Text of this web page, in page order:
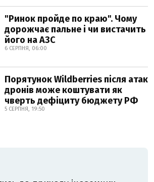
"Ринок пройде по краю". Чому
дорожчає пальне і чи вистачить
його на АЗС
6 СЕРПНЯ, 06:00
Порятунок Wildberries після атак
дронів може коштувати як
чверть дефіциту бюджету РФ
5 СЕРПНЯ, 19:50